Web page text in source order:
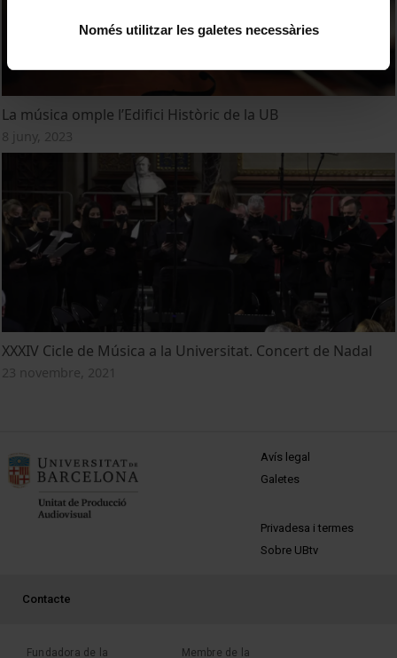
Només utilitzar les galetes necessàries
La música omple l’Edifici Històric de la UB
8 juny, 2023
XXXIV Cicle de Música a la Universitat. Concert de Nadal
23 novembre, 2021
MENÚ PEU 1
Avís legal
Galetes
PEU 2
Privadesa i termes
Sobre UBtv
PEU 3
Contacte
Fundadora de la Membre de la